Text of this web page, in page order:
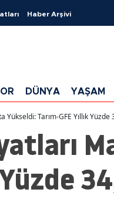
Haber Arşivi
DÜNYA YAŞAM
Tarım-GFE Yıllık Yüzde
Yüzde